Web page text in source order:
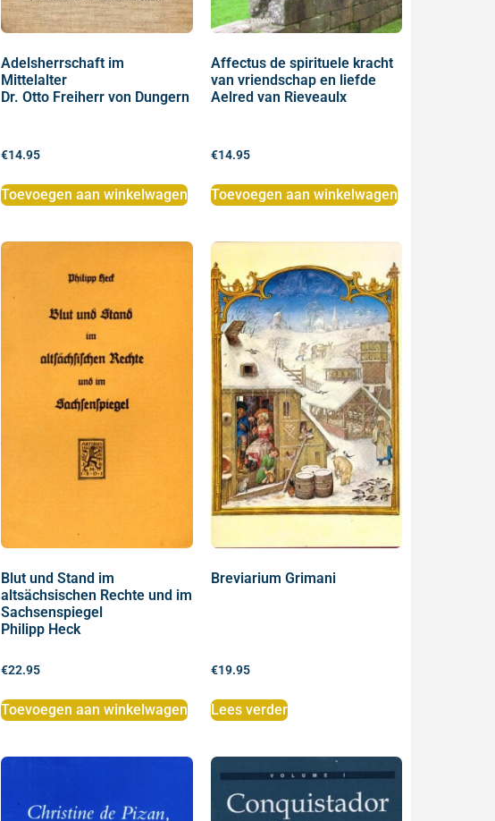
Adelsherrschaft im
Mittelalter
Dr. Otto Freiherr von Dungern
€14.95
Toevoegen aan winkelwagen
Affectus de spirituele kracht
van vriendschap en liefde
Aelred van Rieveaulx
€14.95
Toevoegen aan winkelwagen
Blut und Stand im
altsächsischen Rechte und im
Sachsenspiegel
Philipp Heck
€22.95
Toevoegen aan winkelwagen
Breviarium Grimani
€19.95
Lees verder